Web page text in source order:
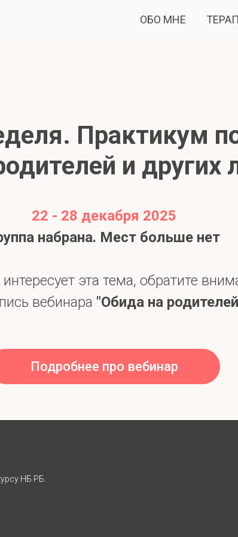
ОБО МНЕ
Практикум
и других
22 - 28 декабря 2025
набрана. Мест больше нет
эта тема, обратите
вебинара "Обида на
Подробнее про вебинар
НБ РБ.